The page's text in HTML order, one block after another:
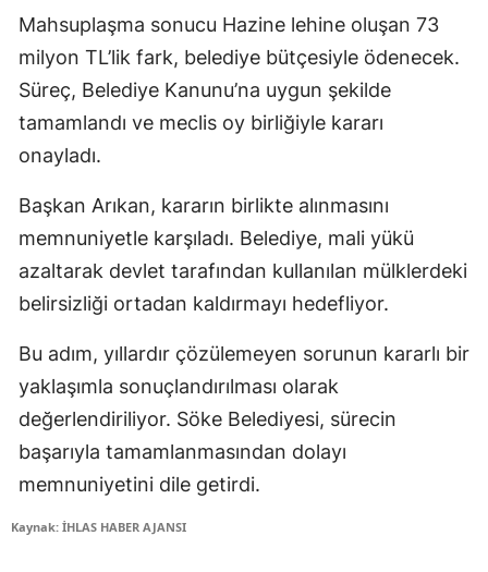
Mahsuplaşma sonucu Hazine lehine oluşan 73
milyon TL’lik fark, belediye bütçesiyle ödenecek.
Süreç, Belediye Kanunu’na uygun şekilde
tamamlandı ve meclis oy birliğiyle kararı
onayladı.
Başkan Arıkan, kararın birlikte alınmasını
memnuniyetle karşıladı. Belediye, mali yükü
azaltarak devlet tarafından kullanılan mülklerdeki
belirsizliği ortadan kaldırmayı hedefliyor.
Bu adım, yıllardır çözülemeyen sorunun kararlı bir
yaklaşımla sonuçlandırılması olarak
değerlendiriliyor. Söke Belediyesi, sürecin
başarıyla tamamlanmasından dolayı
memnuniyetini dile getirdi.
Kaynak: İHLAS HABER AJANSI